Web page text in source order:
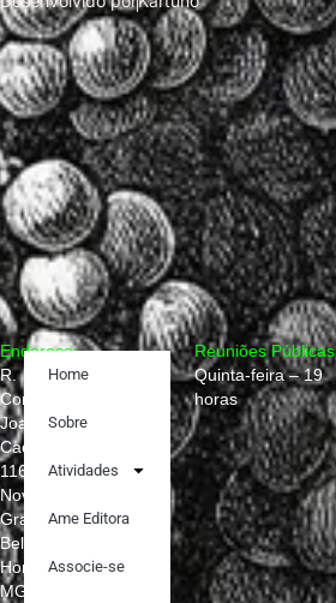
Reuniões Públicas
Quinta-feira – 19
horas
Home
Sobre
Atividades
Ame Editora
Associe-se
Endereço:
R.
Conselheiro
Joaquim
Caetano,
1160
Nova
Granada,
Belo
Horizonte –
MG